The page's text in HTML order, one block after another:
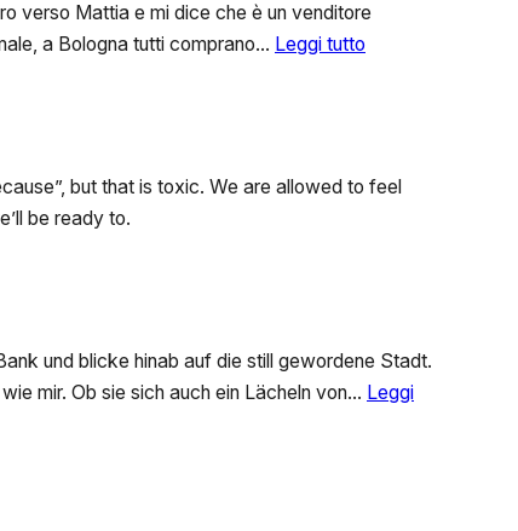
verso Mattia e mi dice che è un venditore
a Bologna tutti comprano… Leggi tutto
but that is toxic. We are allowed to feel
be ready to.
und blicke hinab auf die still gewordene Stadt.
mir. Ob sie sich auch ein Lächeln von… Leggi